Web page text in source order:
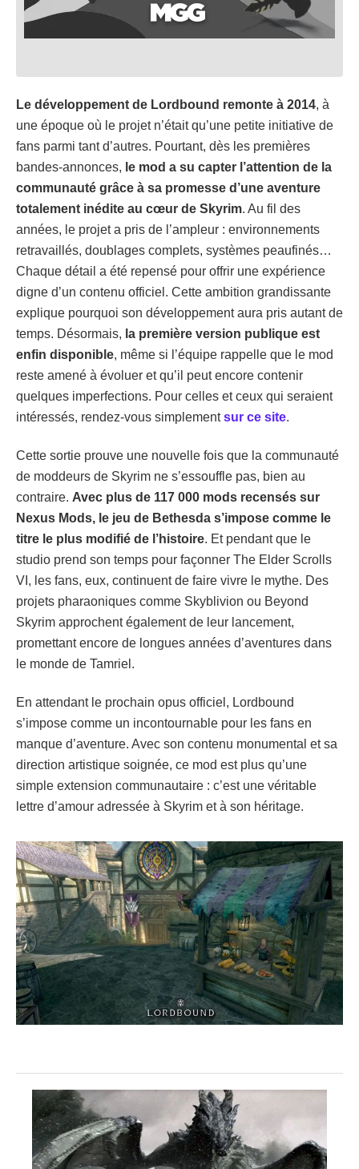
Le développement de Lordbound remonte à 2014, à
une époque où le projet n’était qu’une petite initiative de
fans parmi tant d’autres. Pourtant, dès les premières
bandes-annonces, le mod a su capter l’attention de la
communauté grâce à sa promesse d’une aventure
totalement inédite au cœur de Skyrim. Au fil des
années, le projet a pris de l’ampleur : environnements
retravaillés, doublages complets, systèmes peaufinés…
Chaque détail a été repensé pour offrir une expérience
digne d’un contenu officiel. Cette ambition grandissante
explique pourquoi son développement aura pris autant de
temps. Désormais, la première version publique est
enfin disponible, même si l’équipe rappelle que le mod
reste amené à évoluer et qu’il peut encore contenir
quelques imperfections. Pour celles et ceux qui seraient
intéressés, rendez-vous simplementsur ce site.
Cette sortie prouve une nouvelle fois que la communauté
de moddeurs de Skyrim ne s’essouffle pas, bien au
contraire. Avec plus de 117 000 mods recensés sur
Nexus Mods, le jeu de Bethesda s’impose comme le
titre le plus modifié de l’histoire. Et pendant que le
studio prend son temps pour façonner The Elder Scrolls
VI, les fans, eux, continuent de faire vivre le mythe. Des
projets pharaoniques comme Skyblivion ou Beyond
Skyrim approchent également de leur lancement,
promettant encore de longues années d’aventures dans
le monde de Tamriel.
En attendant le prochain opus officiel, Lordbound
s’impose comme un incontournable pour les fans en
manque d’aventure. Avec son contenu monumental et sa
direction artistique soignée, ce mod est plus qu’une
simple extension communautaire : c’est une véritable
lettre d’amour adressée à Skyrim et à son héritage.